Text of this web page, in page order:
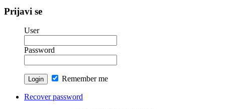
Prijavi se
User
Password
Remember me
Recover password